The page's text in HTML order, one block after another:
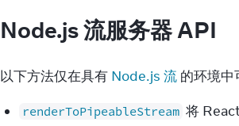
Node.js 流服务器 API
以下方法仅在具有 Node.js 流 的环境中
renderToPipeableStream 将